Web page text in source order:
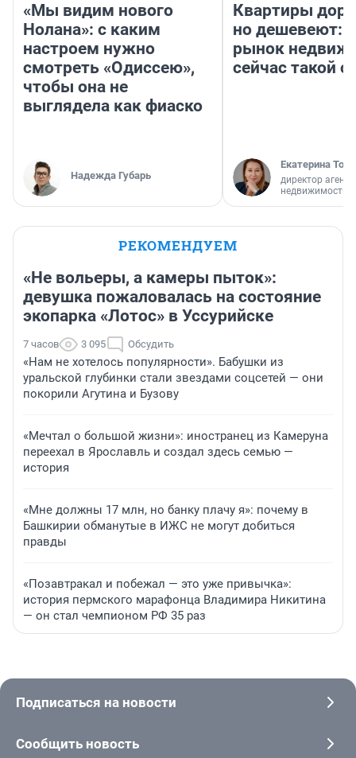
«Мы видим нового
Нолана»: с каким
настроем нужно
смотреть «Одиссею»,
чтобы она не
выглядела как фиаско
Надежда Губарь
Квартиры
но дешевеют:
рынок
сейчас такой
Екатерина
директор
недвижимости
РЕКОМЕНДУЕМ
«Не вольеры, а камеры пыток»:
девушка пожаловалась на состояние
экопарка «Лотос» в Уссурийске
7 часов 3 095 Обсудить
«Нам не хотелось популярности». Бабушки из
уральской глубинки стали звездами соцсетей — они
покорили Агутина и Бузову
«Мечтал о большой жизни»: иностранец из Камеруна
переехал в Ярославль и создал здесь семью —
история
«Мне должны 17 млн, но банку плачу я»: почему в
Башкирии обманутые в ИЖС не могут добиться
правды
«Позавтракал и побежал — это уже привычка»:
история пермского марафонца Владимира Никитина
— он стал чемпионом РФ 35 раз
Подписаться на новости
Сообщить новость